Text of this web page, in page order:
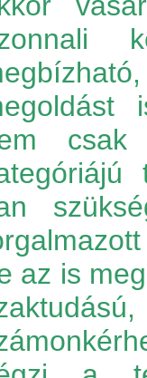
csak
az is